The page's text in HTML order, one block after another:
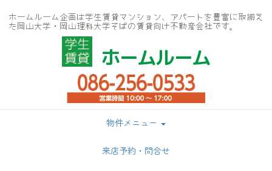
ホームルーム企画は学生賃貸マンション、アパートを豊富に取揃え
た岡山大学・岡山理科大学そばの賃貸向け不動産会社です。
ホームルーム
物件メニュー
来店予約・問合せ